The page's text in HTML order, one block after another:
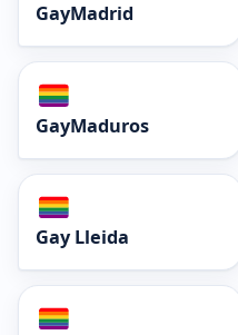
GayMadrid
GayMaduros
Gay Lleida